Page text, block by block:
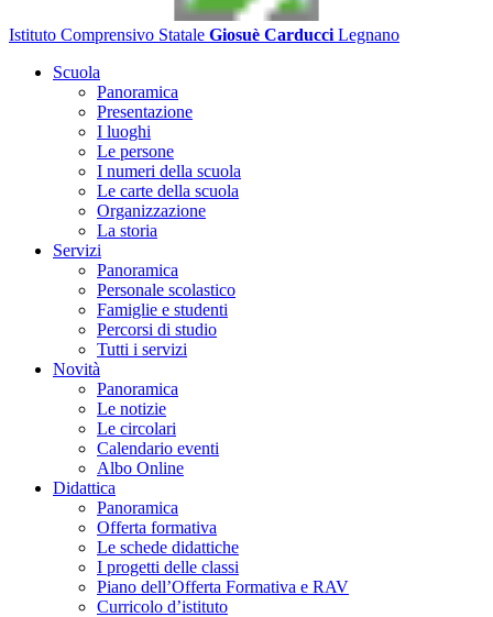
Istituto Comprensivo Statale Giosuè Carducci Legnano
Scuola
Panoramica
Presentazione
I luoghi
Le persone
I numeri della scuola
Le carte della scuola
Organizzazione
La storia
Servizi
Panoramica
Personale scolastico
Famiglie e studenti
Percorsi di studio
Tutti i servizi
Novità
Panoramica
Le notizie
Le circolari
Calendario eventi
Albo Online
Didattica
Panoramica
Offerta formativa
Le schede didattiche
I progetti delle classi
Piano dell’Offerta Formativa e RAV
Curricolo d’istituto